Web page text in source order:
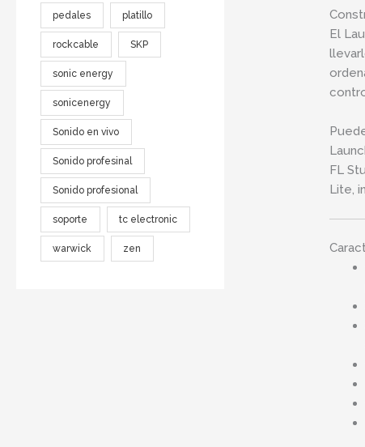
pedales platillo
rockcable SKP
sonic energy
sonicenergy
Sonido en vivo
Sonido profesinal
Sonido profesional
soporte tc electronic
warwick zen
El
FL
Lite,